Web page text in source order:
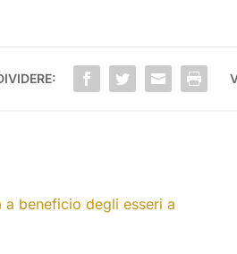
a beneficio degli esseri a